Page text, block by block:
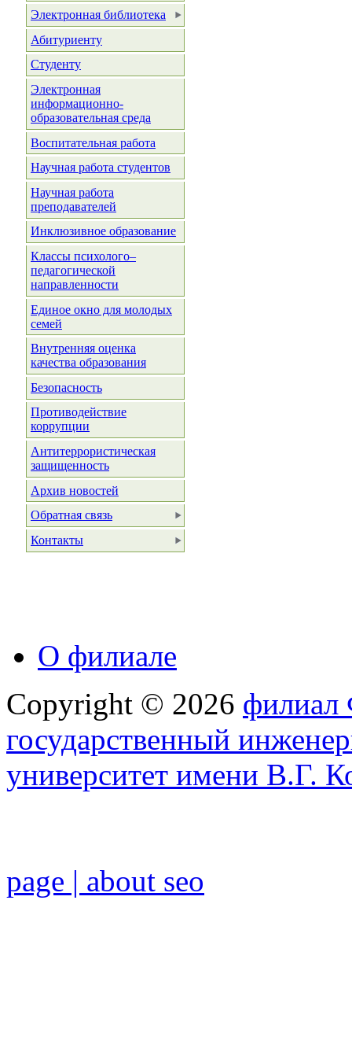
Электронная библиотека
Абитуриенту
Студенту
Электронная
информационно-
образовательная среда
Воспитательная работа
Научная работа студентов
Научная работа
преподавателей
Инклюзивное образование
Классы психолого–
педагогической
направленности
Единое окно для молодых
семей
Внутренняя оценка
качества образования
Безопасность
Противодействие
коррупции
Антитеррористическая
защищенность
Архив новостей
Обратная связь
Контакты
О филиале
Copyright © 2026
государственный
университет имени В.Г.
page | about seo